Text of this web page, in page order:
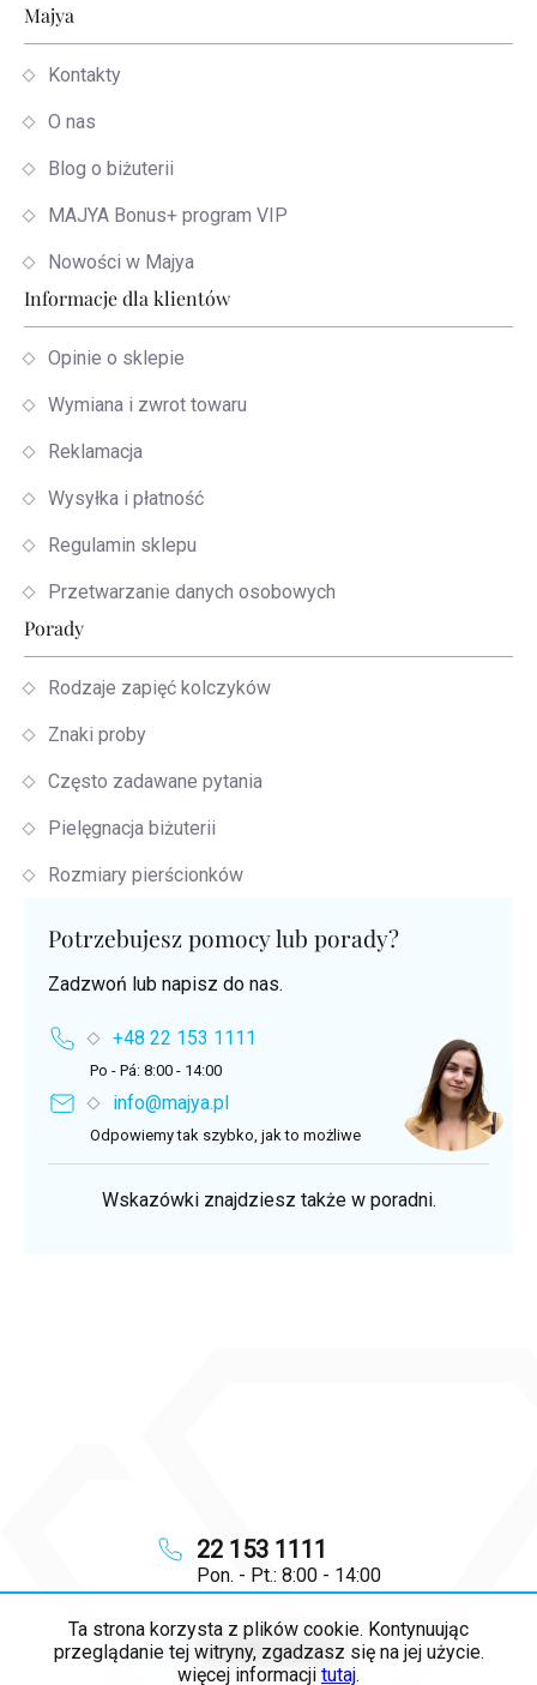
Ta strona korzysta z plików cookie. Kontynuując
przeglądanie tej witryny, zgadzasz się na jej użycie.
więcej informacji tutaj.
Stopka
info@ majya.pl
22 153 1111
Pon. - Pt.: 8:00 - 14:00
Majya
Kontakty
O nas
Blog o biżuterii
MAJYA Bonus+ program VIP
Nowości w Majya
Informacje dla klientów
Opinie o sklepie
Wymiana i zwrot towaru
Reklamacja
Wysyłka i płatność
Regulamin sklepu
Przetwarzanie danych osobowych
Porady
Rodzaje zapięć kolczyków
Znaki proby
Często zadawane pytania
Pielęgnacja biżuterii
Rozmiary pierścionków
Potrzebujesz pomocy lub porady?
Zadzwoń lub napisz do nas.
+48 22 153 1111
Po - Pá: 8:00 - 14:00
info@majya.pl
Odpowiemy tak szybko, jak to możliwe
Wskazówki znajdziesz także w poradni.